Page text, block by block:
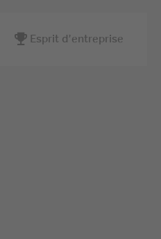
Esprit d’entreprise